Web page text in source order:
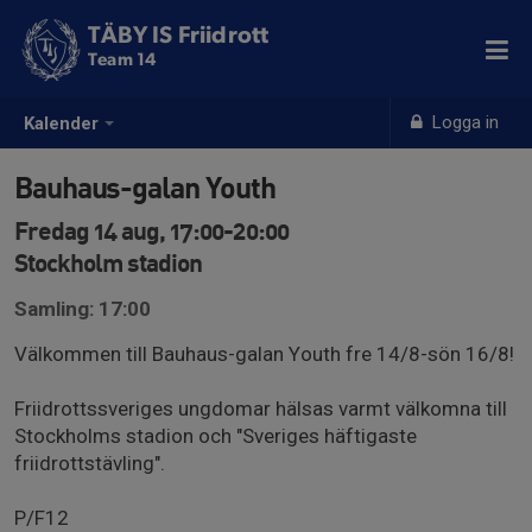
Kalender Logga in
TÄBY IS Friidrott
Team 14
Bauhaus-galan Youth
Fredag 14 aug, 17:00-20:00
Stockholm stadion
Samling: 17:00
Välkommen till Bauhaus-galan Youth fre 14/8-sön 16/8!
Friidrottssveriges ungdomar hälsas varmt välkomna till
Stockholms stadion och "Sveriges häftigaste
friidrottstävling".
P/F12